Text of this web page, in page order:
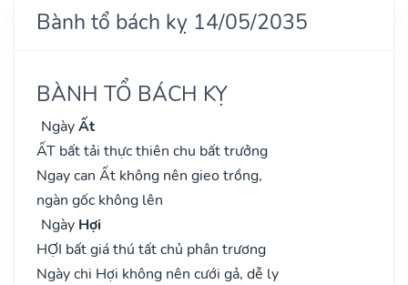
Bành tổ bách kỵ 14/05/2035
BÀNH TỔ BÁCH KỴ
NgàyẤt
ẤT bất tải thực thiên chu bất trưởng
Ngay can Ất không nên gieo trồng,
ngàn gốc không lên
Ngày Hợi
HỢI bất giá thú tất chủ phân trương
Ngày chi Hợi không nên cưới gả, dễ ly